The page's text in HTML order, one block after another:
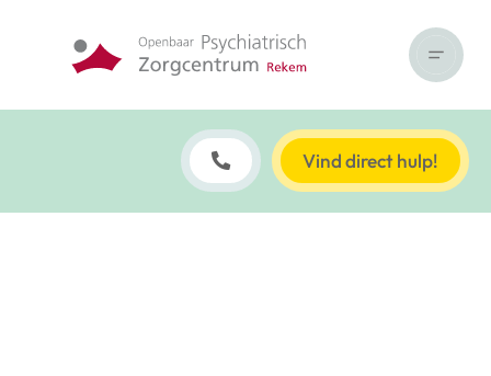
Vind direct hulp!